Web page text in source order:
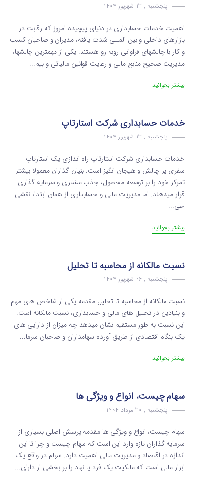
پنجشنبه , 13 شهریور 1404
اهمیت خدمات حسابداری در دنیای پیچیده امروز که رقابت در
بازارهای داخلی و بین المللی شدت یافته، مدیران و صاحبان کسب‌
و کار با چالشهای فراوانی روبه‌ رو هستند. یکی از مهمترین چالشها،
مدیریت صحیح منابع مالی و رعایت قوانین مالیاتی و بیم...
بیشتر بخوانید
خدمات حسابداری شرکت استارتاپ‌
پنجشنبه , 13 شهریور 1404
خدمات حسابداری شرکت استارتاپ‌ راه‌ اندازی یک استارتاپ
سفری پر چالش و هیجان انگیز است. بنیان‌ گذاران معمولا بیشتر
تمرکز خود را بر توسعه محصول، جذب مشتری و سرمایه‌ گذاری
قرار میدهند. اما مدیریت مالی و حسابداری از همان ابتدا، نقشی
حی...
بیشتر بخوانید
نسبت مالکانه از محاسبه تا تحلیل
پنجشنبه , 06 شهریور 1404
نسبت مالکانه از محاسبه تا تحلیل مقدمه یکی از شاخص‌ های مهم
و بنیادین در تحلیل‌ های مالی و حسابداری، نسبت مالکانه است.
این نسبت به‌ طور مستقیم نشان میدهد چه میزان از دارایی های
یک بنگاه اقتصادی از طریق آورده سهامداران و صاحبان سرما...
بیشتر بخوانید
سهام چیست، انواع و ویژگی ها
پنجشنبه , 30 مرداد 1404
سهام چیست، انواع و ویژگی ها مقدمه پرسش اصلی بسیاری از
سرمایه گذاران تازه وارد این است که سهام چیست و چرا تا این
اندازه در اقتصاد و مدیریت مالی اهمیت دارد. سهام در واقع یک
ابزار مالی است که مالکیت یک فرد یا نهاد را بر بخشی از دارای...